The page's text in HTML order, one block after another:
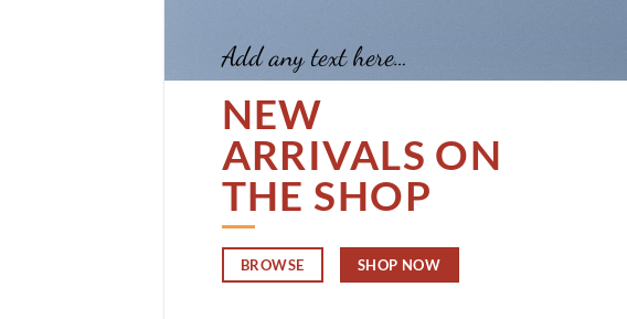
Add any text here…
NEW
ARRIVALS ON
THE SHOP
BROWSE SHOP NOW